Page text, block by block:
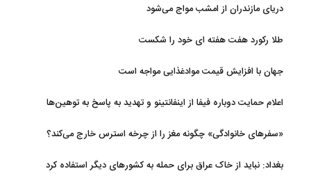
دریای مازندران از امشب مواج می‌شود
طلا رکورد هفت هفته ای خود را شکست
جهان با افزایش قیمت موادغذایی مواجه است
اعلام حمایت دوباره فیفا از اینفانتینو و تهدید به پاسخ به توهین‌ها
«سفرهای خانوادگی» چگونه مغز را از چرخه استرس خارج می‌کند؟
بغداد: نباید از خاک عراق برای حمله به کشورهای دیگر استفاده کرد